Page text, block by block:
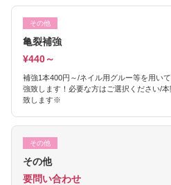
その他
亀裂補強
¥440～
補強1本400円～/ネイル用グルー等を用い
強致します！必要な方はご選択ください/
致します※
その他
その他
要問い合わせ